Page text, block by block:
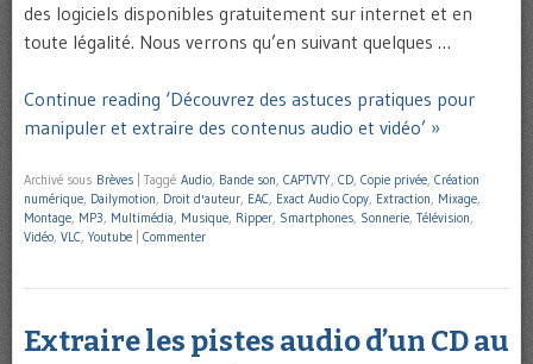
des logiciels disponibles gratuitement sur internet et en
toute légalité. Nous verrons qu’en suivant quelques …
Continue reading ‘Découvrez des astuces pratiques pour
manipuler et extraire des contenus audio et vidéo’ »
Archivé sous Brèves Taggé Audio, Bande son, CAPTVTY, CD, Copie privée, Création
numérique, Dailymotion, Droit d'auteur, EAC, Exact Audio Copy, Extraction, Mixage,
Montage, MP3, Multimédia, Musique, Ripper, Smartphones, Sonnerie, Télévision,
Vidéo, VLC,Youtube Commenter
Extraire les pistes audio d’un CD au